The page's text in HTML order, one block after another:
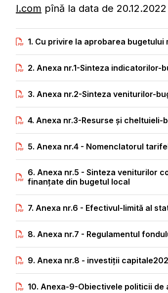
l.com pînă la data de 20.12.2022
1. Cu privire la aprobarea
2. Anexa nr.1-Sinteza indicatorilor-
3. Anexa nr.2-Sinteza veniturilor-
4. Anexa nr.3-Resurse și cheltuieli-
5. Anexa nr.4 - Nomenclatorul
6. Anexa nr.5 - Sinteza veniturilor
finanțate din bugetul local
7. Anexa nr.6 - Efectivul-limită al
8. Anexa nr.7 - Regulamentul
9. Anexa nr.8 - investiții
10. Anexa-9-Obiectivele politicii